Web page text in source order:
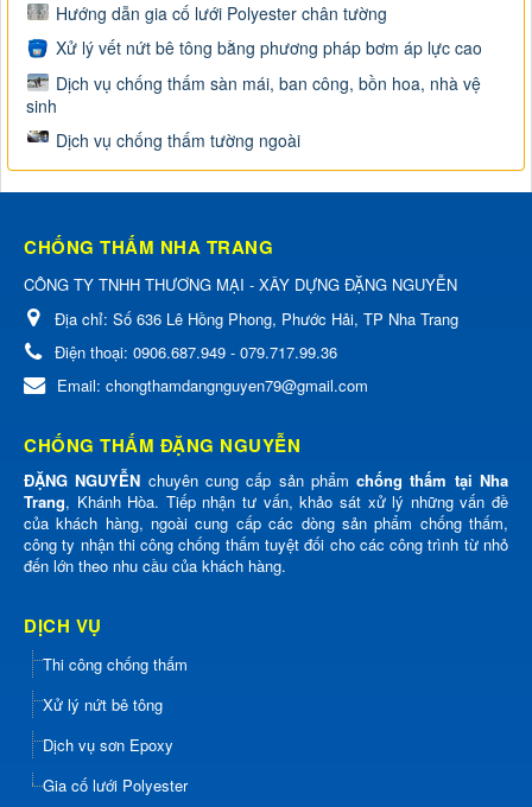
Hướng dẫn gia cố lưới Polyester chân tường
Xử lý vết nứt bê tông bằng phương pháp bơm áp lực cao
Dịch vụ chống thấm sàn mái, ban công, bồn hoa, nhà vệ
sinh
Dịch vụ chống thấm tường ngoài
CHỐNG THẤM NHA TRANG
CÔNG TY TNHH THƯƠNG MẠI - XÂY DỰNG ĐẶNG NGUYỄN
Địa chỉ: Số 636 Lê Hồng Phong, Phước Hải, TP Nha Trang
Điện thoại: 0906.687.949 - 079.717.99.36
Email: chongthamdangnguyen79@gmail.com
CHỐNG THẤM ĐẶNG NGUYỄN
ĐẶNG NGUYỄN chuyên cung cấp sản phẩmchống thấm tại Nha
Trang, Khánh Hòa. Tiếp nhận tư vấn, khảo sát xử lý những vấn đề
của khách hàng, ngoài cung cấp các dòng sản phẩm chống thấm,
công ty nhận thi công chống thấm tuyệt đối cho các công trình từ nhỏ
đến lớn theo nhu cầu của khách hàng.
DỊCH VỤ
Thi công chống thấm
Xử lý nứt bê tông
Dịch vụ sơn Epoxy
Gia cố lưới Polyester